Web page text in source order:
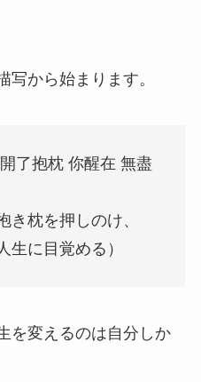
写から始まります。
了抱枕 你醒在 無盡
き枕を押しのけ、
生に目覚める）
を変えるのは自分しか